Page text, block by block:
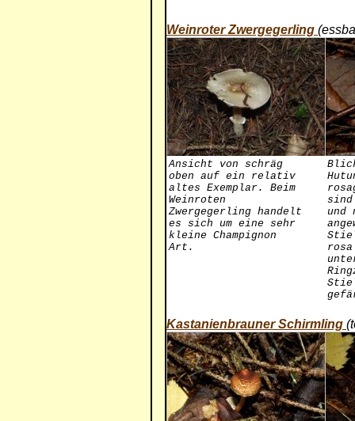
Weinroter Zwergegerling
Ansicht von schräg
oben auf ein relativ
altes Exemplar. Beim
Weinroten
Zwergegerling handelt
es sich um eine sehr
kleine Champignon
Art.
sind
und
Kastanienbrauner Schirmling